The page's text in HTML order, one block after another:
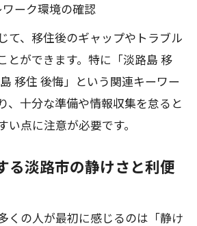
支援制度の違いと選び方解説
で重視したい補助金の比較方
支援を賢く使い切るポイント
ーク環境の確認
て、移住後のギャップやトラブル
とができます。特に「淡路島 移
移住 後悔」という関連キーワー
、十分な準備や情報収集を怠ると
い点に注意が必要です。
る淡路市の静けさと利便
くの人が最初に感じるのは「静け